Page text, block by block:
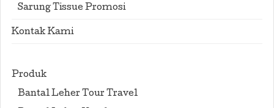
Sarung Tissue Promosi
Kontak Kami
Produk
Bantal Leher Tour Travel